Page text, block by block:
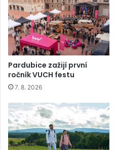
Pardubice zažijí první
ročník VUCH festu
7. 8. 2026